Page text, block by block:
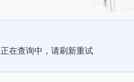
正在查询中，请刷新重试